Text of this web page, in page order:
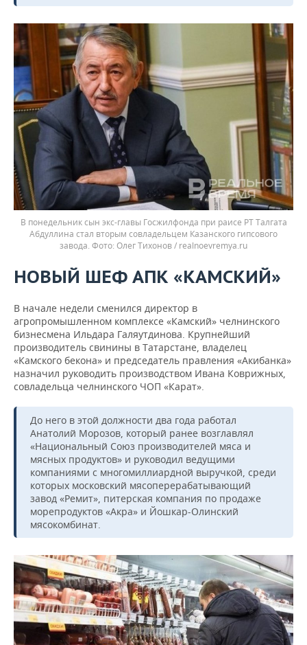
В понедельник сын экс-главы Госжилфонда при раисе РТ Талгата
Абдуллина стал вторым совладельцем Казанского гипсового
завода.
Олег Тихонов / realnoevremya.ru
НОВЫЙ ШЕФ АПК «КАМСКИЙ»
В начале недели сменился директор в
агропромышленном комплексе «Камский» челнинского
бизнесмена Ильдара Галяутдинова. Крупнейший
производитель свинины в Татарстане, владелец
«Камского бекона» и председатель правления «Акибанка»
назначил руководить производством Ивана Коврижных,
совладельца челнинского ЧОП «Карат».
До него в этой должности два года работал
Анатолий Морозов, который ранее возглавлял
«Национальный Союз производителей мяса и
мясных продуктов» и руководил ведущими
компаниями с многомиллиардной выручкой, среди
которых московский мясоперерабатывающий
завод «Ремит», питерская компания по продаже
морепродуктов «Акра» и Йошкар-Олинский
мясокомбинат.